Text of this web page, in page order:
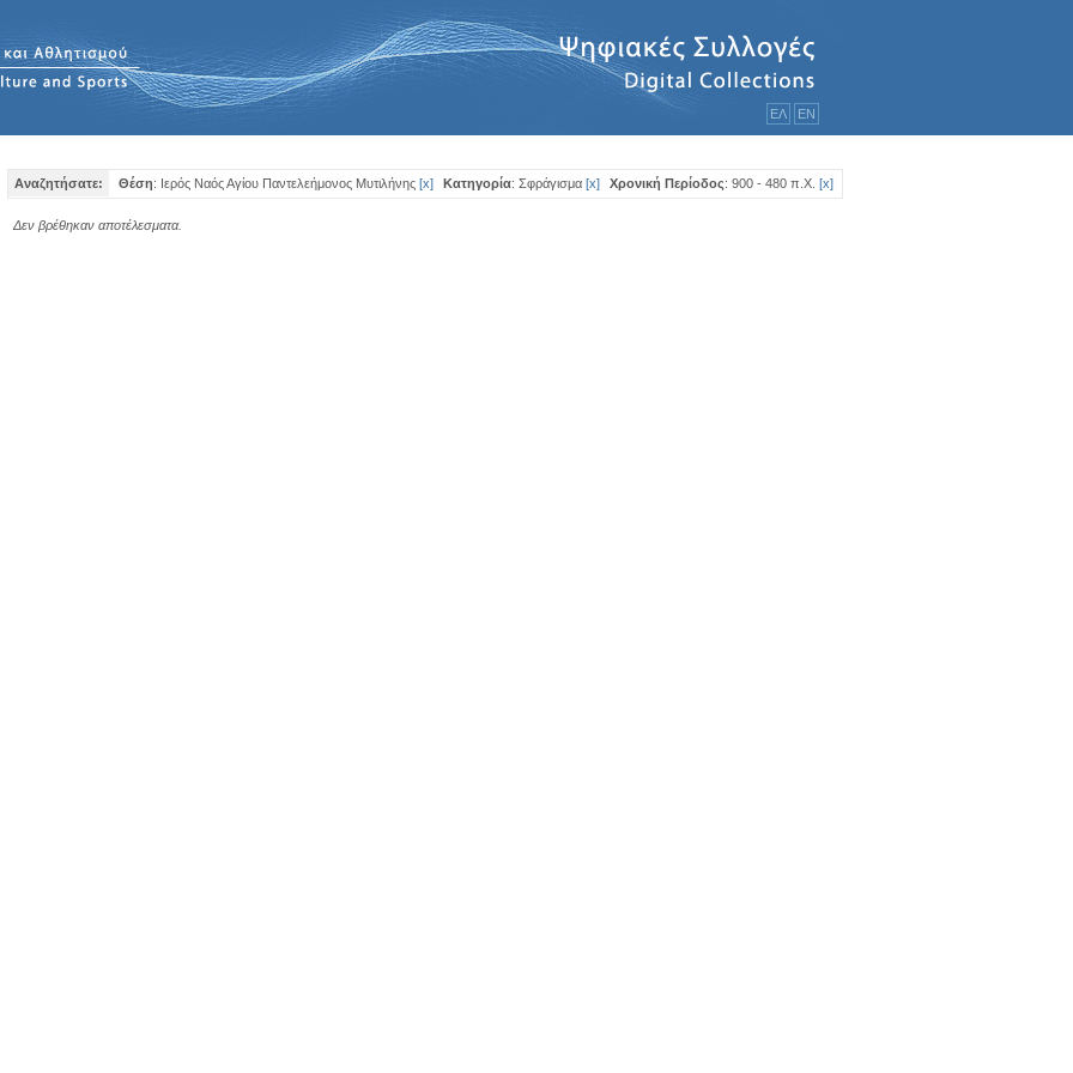
ΕΛ ΕΝ
Αναζητήσατε: Θέση: Ιερός Ναός Αγίου Παντελεήμονος Μυτιλήνης [x] Κατηγορία: Σφράγισμα [x] Χρονική Περίοδος: 900 - 480 π.Χ. [x]
Δεν βρέθηκαν αποτέλεσματα.